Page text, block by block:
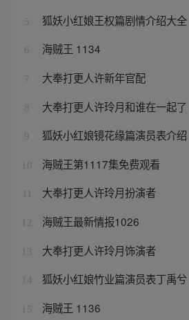
5 狐妖小红娘王权篇剧情介绍大全
6 海贼王 1134
7 大奉打更人许新年官配
8 大奉打更人许玲月和谁在一起了
9 狐妖小红娘镜花缘篇演员表介绍
10 海贼王第1117集免费观看
大奉打更人许玲月扮演者
12 海贼王最新情报1026
13 大奉打更人许玲月饰演者
14 狐妖小红娘竹业篇演员表丁禹兮
15 海贼王 1136